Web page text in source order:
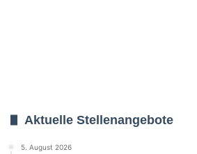
Aktuelle Stellenangebote
5. August 2026